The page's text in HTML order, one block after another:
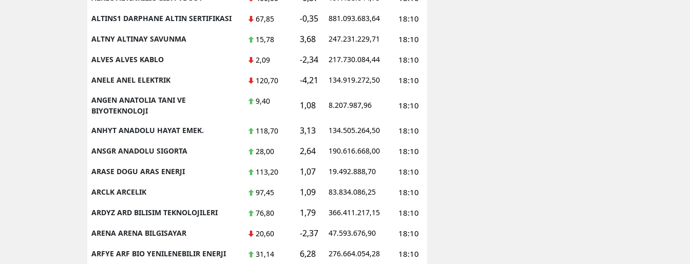
ALTINS1 DARPHANE ALTIN SERTIFIKASI 67,85 -0,35 881.093.683,64 18:10
ALTNY ALTINAY SAVUNMA 15,78 3,68 247.231.229,71 18:10
ALVES ALVES KABLO 2,09 -2,34 217.730.084,44 18:10
ANELE ANEL ELEKTRIK 120,70 -4,21 134.919.272,50 18:10
ANGEN ANATOLIA TANI VE
BIYOTEKNOLOJI
9,40 1,08 8.207.987,96 18:10
ANHYT ANADOLU HAYAT EMEK. 118,70 3,13 134.505.264,50 18:10
ANSGR ANADOLU SIGORTA 28,00 2,64 190.616.668,00 18:10
ARASE DOGU ARAS ENERJI 113,20 1,07 19.492.888,70 18:10
ARCLK ARCELIK 97,45 1,09 83.834.086,25 18:10
ARDYZ ARD BILISIM TEKNOLOJILERI 76,80 1,79 366.411.217,15 18:10
ARENA ARENA BILGISAYAR 20,60 -2,37 47.593.676,90 18:10
ARFYE ARF BIO YENILENEBILIR ENERJI 31,14 6,28 276.664.054,28 18:10